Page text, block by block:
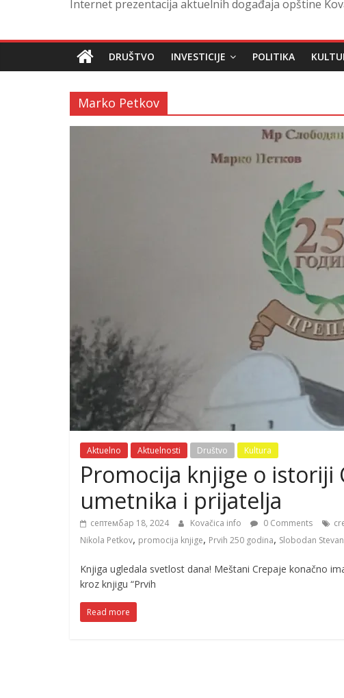
Internet prezentacija aktuelnih događaja opštine
DRUŠTVO INVESTICIJE POLITIKA
Marko Petkov
Aktuelno Aktuelnosti Društvo Kultura
Promocija knjige o istoriji
umetnika i prijatelja
септембар 18, 2024 Kovačica info 0 Comments
Nikola Petkov, promocija knjige, Prvih 250 godina, Slobodan
Knjiga ugledala svetlost dana! Meštani Crepaje konačno
kroz knjigu “Prvih
Read more